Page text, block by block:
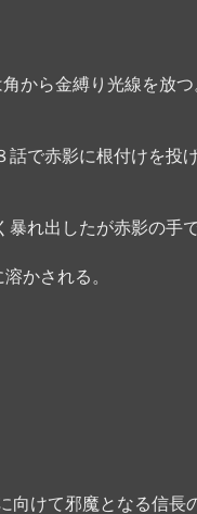
から金縛り光線を放
で赤影に根付けを投
れ出したが赤影の手で
かされる。
けて邪魔となる信